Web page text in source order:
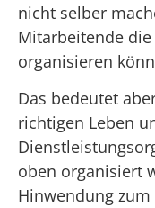
nicht selber
Mitarbeitende
organisieren
Das bedeutet
richtigen Leben
oben organisiert
Hinwendung